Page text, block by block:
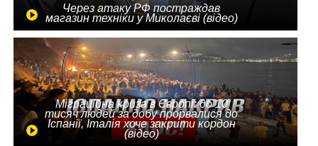
Через атаку РФ постраждав
магазин техніки у Миколаєві (відео)
Міграційна криза в Європі: до 10
тисяч людей за добу прорвалися до
Іспанії, Італія хоче закрити кордон
(відео)